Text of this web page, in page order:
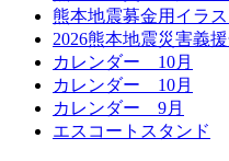
熊本地震募金用イラス
2026熊本地震災害義
カレンダー 10月
カレンダー 10月
カレンダー 9月
エスコートスタンド